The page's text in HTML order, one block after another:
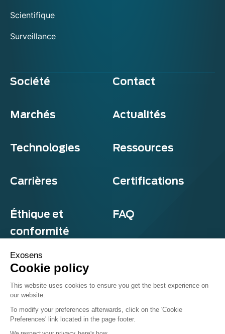
Scientifique
Surveillance
Société Contact
Marchés Actualités
Technologies Ressources
Carrières Certifications
Éthique et
conformité
FAQ
Confidentialité et cookies
Termes et conditions
© Exosens 2026, tous droits réservés.
Exosens
Cookie policy
This website uses cookies to ensure you get the best experience on
our website.
To modify your preferences afterwards, click on the 'Cookie
Preferences' link located in the page footer.